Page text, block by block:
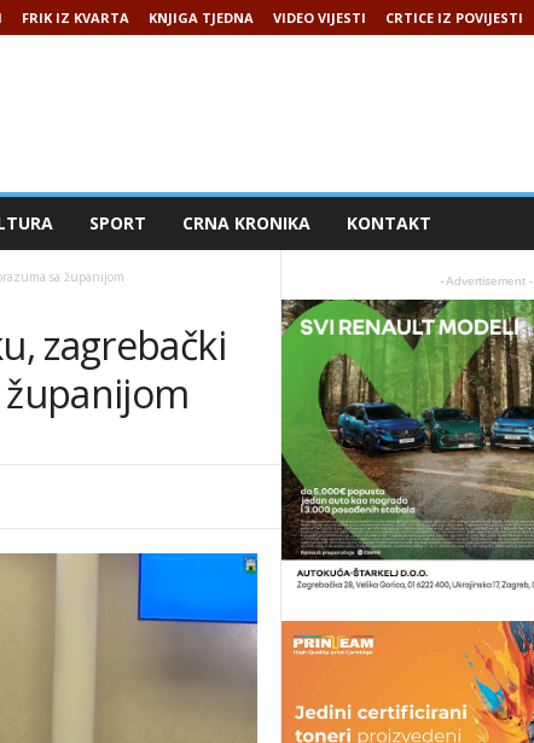
FRIK IZ KVARTA KNJIGA TJEDNA VIDEO VIJESTI CRTICE IZ POVIJESTI
SPORT CRNA KRONIKA KONTAKT
sa županijom
zagrebački
županijom
- Advertisement -